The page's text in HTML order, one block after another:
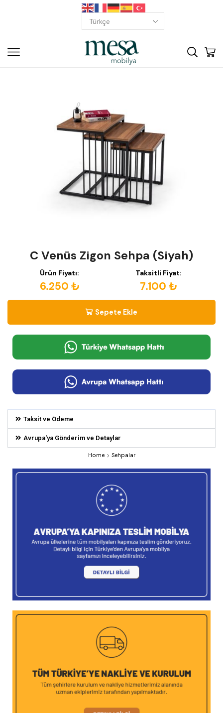
C Venüs Zigon Sehpa (Siyah)
Ürün Fiyatı:
6.250 ₺
Taksitli Fiyat:
7.100 ₺
Sepete Ekle
Taksit ve Ödeme
Avrupa'ya Gönderim ve Detaylar
Home Sehpalar